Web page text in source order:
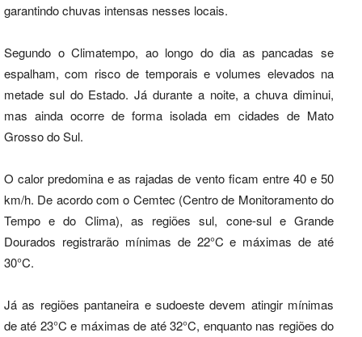
garantindo chuvas intensas nesses locais.
Segundo o Climatempo, ao longo do dia as pancadas se
espalham, com risco de temporais e volumes elevados na
metade sul do Estado. Já durante a noite, a chuva diminui,
mas ainda ocorre de forma isolada em cidades de Mato
Grosso do Sul.
O calor predomina e as rajadas de vento ficam entre 40 e 50
km/h. De acordo com o Cemtec (Centro de Monitoramento do
Tempo e do Clima), as regiões sul, cone-sul e Grande
Dourados registrarão mínimas de 22°C e máximas de até
30°C.
Já as regiões pantaneira e sudoeste devem atingir mínimas
de até 23°C e máximas de até 32°C, enquanto nas regiões do